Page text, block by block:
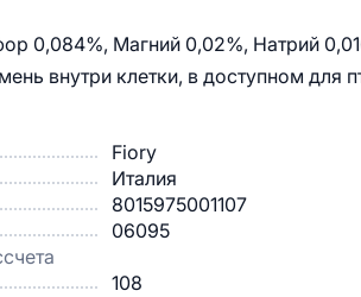
0,084%, Магний 0,02%, Натрий
внутри клетки, в доступном для
Fiory
Италия
8015975001107
06095
108